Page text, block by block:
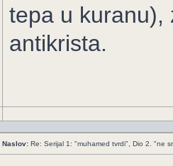
tepa u kuranu),
antikrista.
Naslov: Re: Serijal 1: "muhamed tvrdi", Dio 2. "ne